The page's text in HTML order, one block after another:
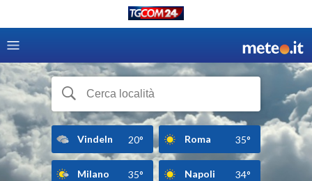
Vindeln 20° Roma 35°
Milano 35° Napoli 34°